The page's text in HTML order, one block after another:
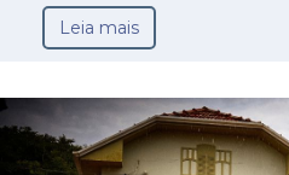
Leia mais